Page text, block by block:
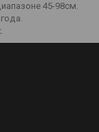
45-98см.